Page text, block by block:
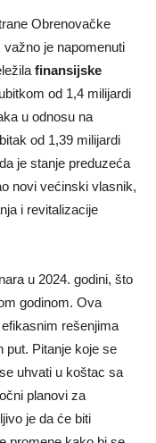
Obrenovačke
je napomenuti
finansijske
od 1,4 milijardi
u odnosu na
od 1,39 milijardi
je stanje preduzeća
novi većinski vlasnik,
i revitalizacije
u 2024. godini, što
godinom. Ova
rešenjima
put. Pitanje koje se
uhvati u koštac sa
planovi za
je da će biti